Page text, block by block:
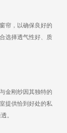
帘，以确保良好的
选择透气性好、质
金刚纱因其独特的
提供恰到好处的私
。